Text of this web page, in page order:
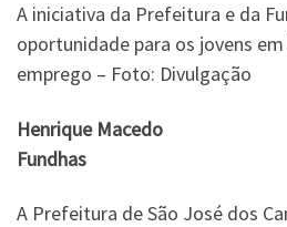
A iniciativa da Prefeitura e da
oportunidade para os jovens
emprego – Foto: Divulgação
Henrique Macedo
Fundhas
A Prefeitura de São José dos